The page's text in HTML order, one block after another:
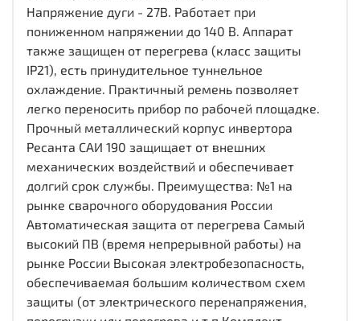
Напряжение дуги - 27В. Работает при
пониженном напряжении до 140 В. Аппарат
также защищен от перегрева (класс защиты
IP21), есть принудительное туннельное
охлаждение. Практичный ремень позволяет
легко переносить прибор по рабочей площадке.
Прочный металлический корпус инвертора
Ресанта САИ 190 защищает от внешних
механических воздействий и обеспечивает
долгий срок службы. Преимущества: №1 на
рынке сварочного оборудования России
Автоматическая защита от перегрева Самый
высокий ПВ (время непрерывной работы) на
рынке России Высокая электробезопасность,
обеспечиваемая большим количеством схем
защиты (от электрического перенапряжения,